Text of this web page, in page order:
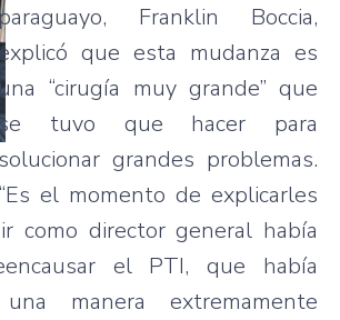
Franklin Boccia,
que esta mudanza es
“cirugía muy grande” que
tuvo que hacer para
solucionar grandes problemas.
“Es el momento de explicarles
como director general había
el PTI, que había
manera extremamente